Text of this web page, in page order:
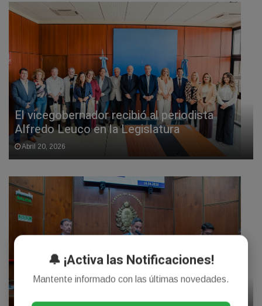
El vicegobernador recibió al periodista
Alfredo Leuco en la Legislatura
Abril 20, 2026
🔔 ¡Activa las Notificaciones!
Mantente informado con las últimas novedades.